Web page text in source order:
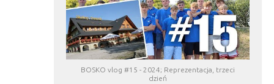
BOSKO vlog #15 - 2024; Reprezentacja, trzeci
dzień